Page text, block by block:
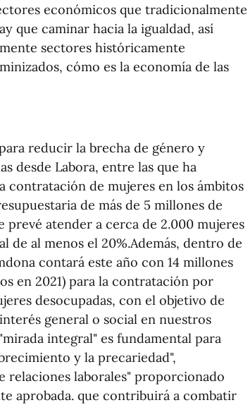
económicos que tradicionalmente
que caminar hacia la igualdad, así
sectores históricamente
cómo es la economía de las
reducir la brecha de género y
desde Labora, entre las que ha
contratación de mujeres en los ámbitos
de más de 5 millones de
prevé atender a cerca de 2.000 mujeres
de al menos el 20%.Además, dentro de
contará este año con 14 millones
en 2021) para la contratación por
desocupadas, con el objetivo de
general o social en nuestros
integral" es fundamental para
y la precariedad",
relaciones laborales" proporcionado
aprobada. que contribuirá a combatir